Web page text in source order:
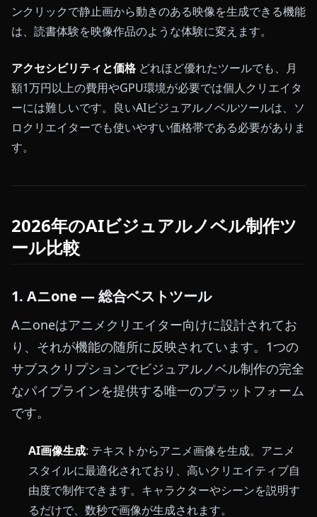
ンクリックで静止画から動きのある映像を生成できる機能
は、読書体験を映像作品のような体験に変えます。
アクセシビリティと価格どれほど優れたツールでも、月
額1万円以上の費用やGPU環境が必要では個人クリエイタ
ーには難しいです。良いAIビジュアルノベルツールは、ソ
ロクリエイターでも使いやすい価格帯である必要がありま
す。
2026年のAIビジュアルノベル制作ツ
ール比較
1. Aニone — 総合ベストツール
Aニoneはアニメクリエイター向けに設計されてお
り、それが機能の随所に反映されています。1つの
サブスクリプションでビジュアルノベル制作の完全
なパイプラインを提供する唯一のプラットフォーム
です。
AI画像生成: テキストからアニメ画像を生成。アニメ
スタイルに最適化されており、高いクリエイティブ自
由度で制作できます。キャラクターやシーンを説明す
るだけで、数秒で画像が生成されます。